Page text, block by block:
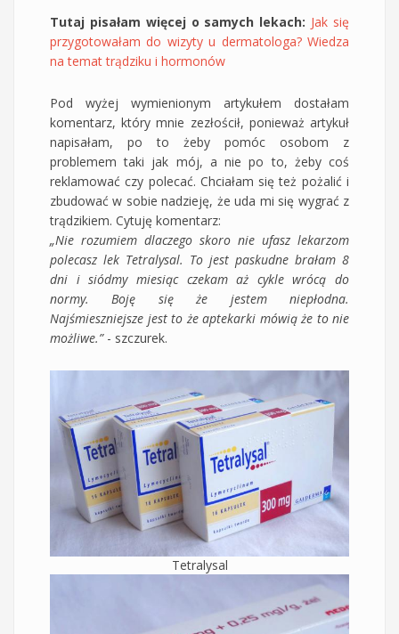
Tutaj pisałam więcej o samych lekach: Jak się
przygotowałam do wizyty u dermatologa? Wiedza
na temat trądziku i hormonów
Pod wyżej wymienionym artykułem dostałam
komentarz, który mnie zezłościł, ponieważ artykuł
napisałam, po to żeby pomóc osobom z
problemem taki jak mój, a nie po to, żeby coś
reklamować czy polecać. Chciałam się też pożalić i
zbudować w sobie nadzieję, że uda mi się wygrać z
trądzikiem. Cytuję komentarz:
„Nie rozumiem dlaczego skoro nie ufasz lekarzom
polecasz lek Tetralysal. To jest paskudne brałam 8
dni i siódmy miesiąc czekam aż cykle wrócą do
normy. Boję się że jestem niepłodna.
Najśmieszniejsze jest to że aptekarki mówią że to nie
możliwe.”- szczurek.
Tetralysal